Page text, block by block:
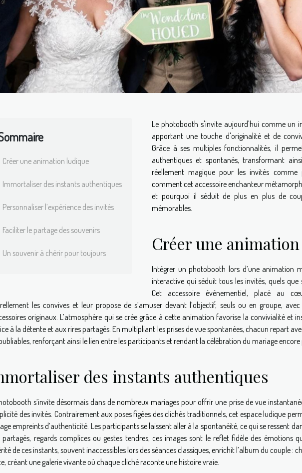
Créer une animation ludique
Immortaliser des instants authentiques
Personnaliser l’expérience des invités
Faciliter le partage des souvenirs
Un souvenir à chérir pour toujours
Le photobooth s'invite aujourd'hui comme un
apportant une touche d'originalité et de
Grâce à ses multiples fonctionnalités, il
authentiques et spontanés, transformant
réellement magique pour les invités comme
comment cet accessoire enchanteur
et pourquoi il séduit de plus en plus de
mémorables.
Créer une
Intégrer un photobooth lors d’une animation
interactive qui séduit tous les invités, quels que
Cet accessoire événementiel, placé au
les convives et leur propose de s’amuser devant l’objectif, seuls ou en groupe,
originaux. L’atmosphère qui se crée grâce à cette animation favorise la convivialité et
à la détente et aux rires partagés. En multipliant les prises de vue spontanées, chacun repart
renforçant ainsi le lien entre les participants et rendant la célébration du mariage encore
des instants authentiques
s’invite désormais dans de nombreux mariages pour offrir une prise de vue
des invités. Contrairement aux poses figées des clichés traditionnels, cet espace ludique
empreints d’authenticité. Les participants se laissent aller à la spontanéité, ce qui se ressent
partagés, regards complices ou gestes tendres, ces images sont le reflet fidèle des émotions
de ces instants, souvent inaccessibles lors des séances classiques, enrichit l’album du couple :
créant une galerie vivante où chaque cliché raconte une histoire vraie.